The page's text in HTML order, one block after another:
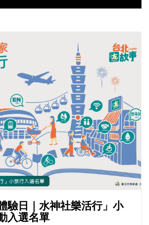
驗日｜水神社樂活行」小
入選名單